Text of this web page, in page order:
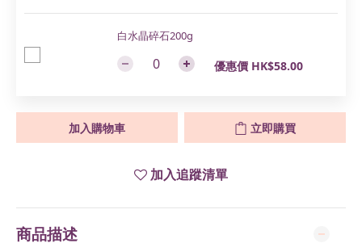
白水晶碎石200g
優惠價 HK$58.00
加入購物車 立即購買
加入追蹤清單
商品描述